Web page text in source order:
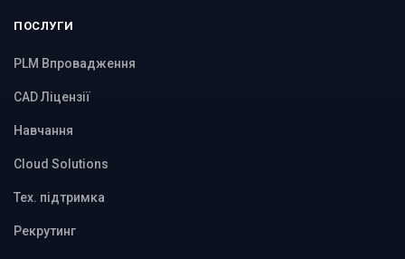
ПОСЛУГИ
PLM Впровадження
CAD Ліцензії
Навчання
Cloud Solutions
Тех. підтримка
Рекрутинг